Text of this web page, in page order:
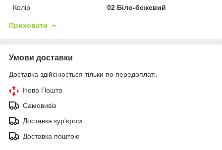
Колір
02 Біло-бежевий
Приховати
Умови доставки
Доставка здійснюється тільки по передоплаті.
Нова Пошта
Самовивіз
Доставка кур'єром
Доставка поштою